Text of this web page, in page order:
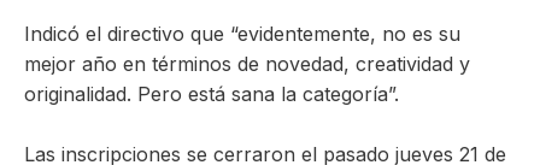
Indicó el directivo que “evidentemente, no es su
mejor año en términos de novedad, creatividad y
originalidad. Pero está sana la categoría”.
Las inscripciones se cerraron el pasado jueves 21 de